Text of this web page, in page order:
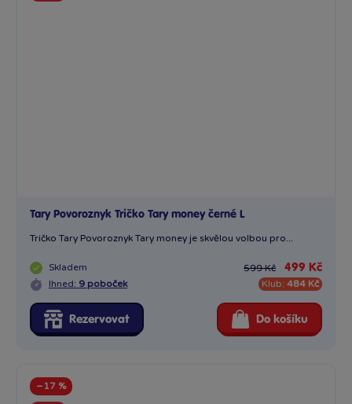
Tary Povoroznyk Tričko Tary money černé L
Tričko Tary Povoroznyk Tary money je skvělou volbou pro...
Skladem
Ihned: 9 poboček
599 Kč 499 Kč
Klub: 484 Kč
Rezervovat Do košíku
−17 %